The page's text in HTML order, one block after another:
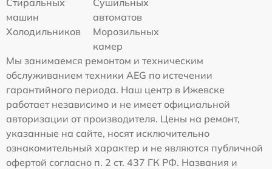
машин
автоматов
Холодильников
Морозильных
камер
Мы занимаемся ремонтом и техническим
обслуживанием техники AEG по истечении
гарантийного периода. Наш центр в Ижевске
работает независимо и не имеет официальной
авторизации от производителя. Цены на ремонт,
указанные на сайте, носят исключительно
ознакомительный характер и не являются публичной
офертой согласно п. 2 ст. 437 ГК РФ. Названия и